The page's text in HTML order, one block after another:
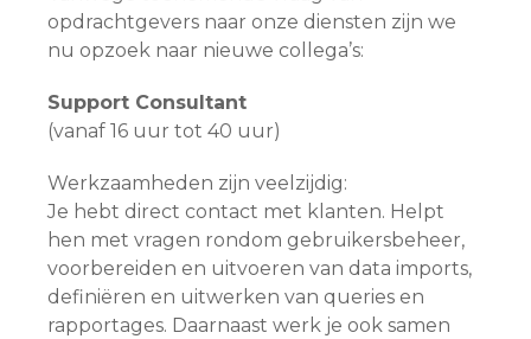
opdrachtgevers naar onze diensten zijn we
nu opzoek naar nieuwe collega’s:
Support Consultant
(vanaf 16 uur tot 40 uur)
Werkzaamheden zijn veelzijdig:
Je hebt direct contact met klanten. Helpt
hen met vragen rondom gebruikersbeheer,
voorbereiden en uitvoeren van data imports,
definiëren en uitwerken van queries en
rapportages. Daarnaast werk je ook samen